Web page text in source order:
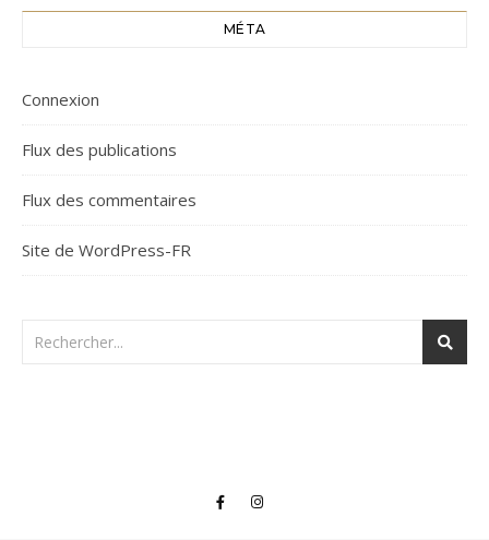
MÉTA
Connexion
Flux des publications
Flux des commentaires
Site de WordPress-FR